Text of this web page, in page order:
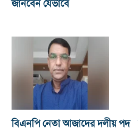
জানবেন যেভাবে
বিএনপি নেতা আজাদের দলীয় পদ